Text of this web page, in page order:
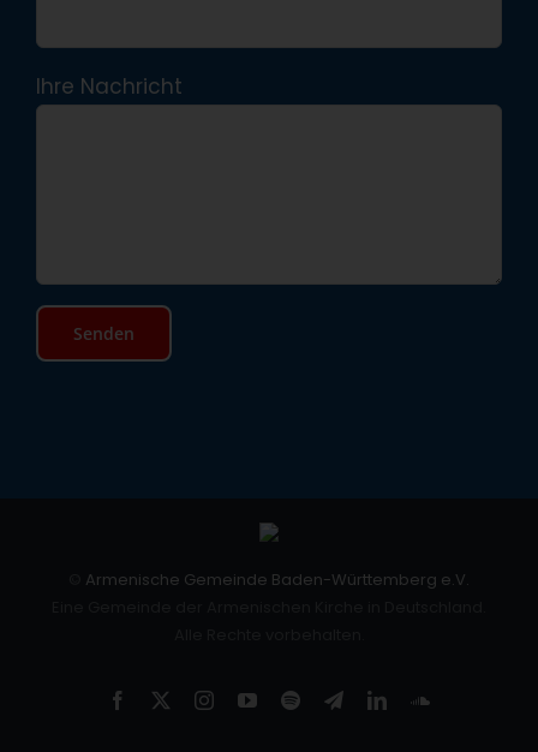
Ihre Nachricht
Armenische Gemeinde Baden-Württemberg e.V.
Facebook InstagramYouTube
SpotifyTelegramLinkedInSoundCloud